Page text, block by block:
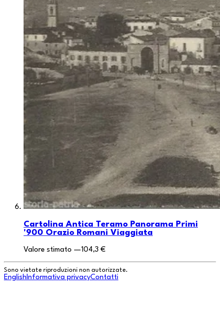
Cartolina Antica Teramo Panorama Primi
'900 Orazio Romani Viaggiata
Valore stimato —104,3 €
Sono vietate riproduzioni non autorizzate.
English Informativa privacyContatti